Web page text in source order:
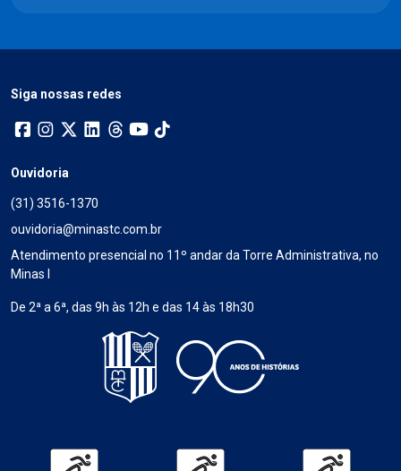
Siga nossas redes
Ouvidoria
(31) 3516-1370
ouvidoria@minastc.com.br
Atendimento presencial no 11º andar da Torre Administrativa, no
Minas I
De 2ª a 6ª, das 9h às 12h e das 14 às 18h30